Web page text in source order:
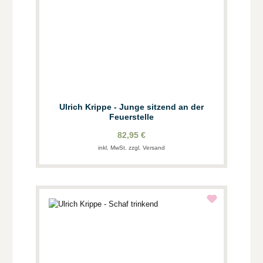
Ulrich Krippe - Junge sitzend an der
Feuerstelle
82,95 €
inkl. MwSt. zzgl. Versand